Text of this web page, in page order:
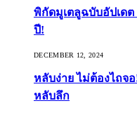
พิกัดมูเตลูฉบับอัปเดต
ปี!
DECEMBER 12, 2024
หลับง่าย ไม่ต้องไถจ
หลับลึก